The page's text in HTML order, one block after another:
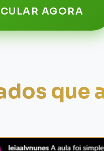
AGORA
que